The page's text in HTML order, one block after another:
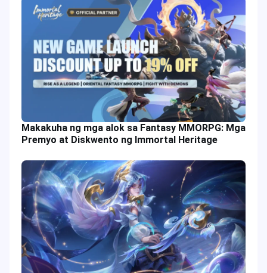
Makakuha ng mga alok sa Fantasy MMORPG: Mga
Premyo at Diskwento ng Immortal Heritage